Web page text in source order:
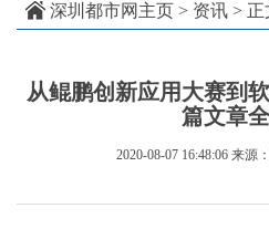
深圳都市网主页 > 资讯 > 正
从鲲鹏创新应用大赛到
篇文章
2020-08-07 16:48:06 来源